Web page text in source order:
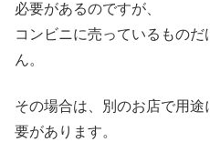
必要があるのですが、
コンビニに売っているもの
ん。
その場合は、別のお店で用
要があります。